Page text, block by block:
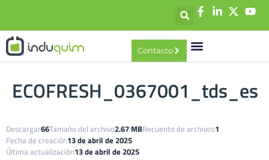
Contacto
ECOFRESH_0367001_tds_es
Descargar66Tamaño del archivo2.67 MBRecuento de archivos1
Fecha de creación13 de abril de 2025
Última actualización13 de abril de 2025